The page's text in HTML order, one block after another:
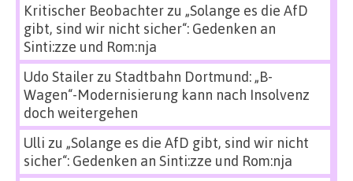
Kritischer Beobachterzu „Solange es die AfD
gibt, sind wir nicht sicher“: Gedenken an
Sinti:zze und Rom:nja
Udo Stailerzu Stadtbahn Dortmund: „B-
Wagen“-Modernisierung kann nach Insolvenz
doch weitergehen
Ulli zu „Solange es die AfD gibt, sind wir nicht
sicher“: Gedenken an Sinti:zze und Rom:nja